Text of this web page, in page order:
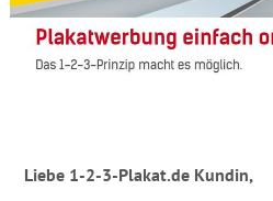
Liebe 1-2-3-Plakat.de Kundin,